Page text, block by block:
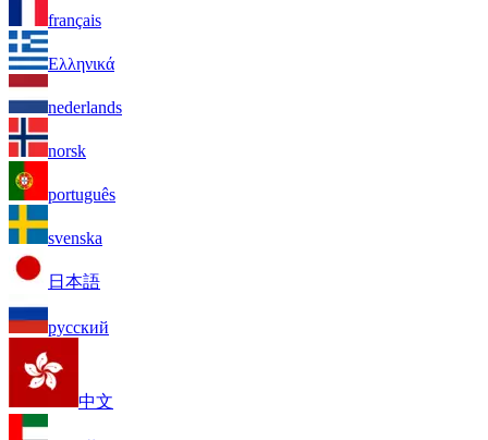
français
Ελληνικά
nederlands
norsk
português
svenska
日本語
русский
中文